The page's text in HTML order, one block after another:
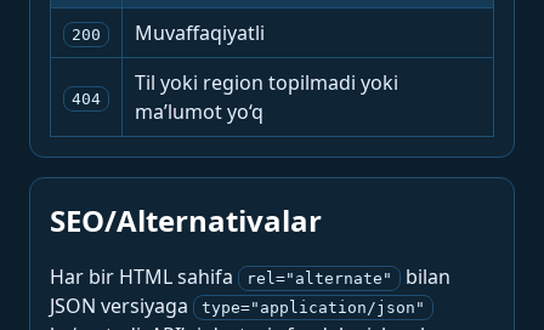
200 Muvaffaqiyatli
404
Til yoki region topilmadi yoki
ma’lumot yo‘q
SEO/Alternativalar
Har bir HTML sahifa rel="alternate"
bilan
JSON versiyaga
type="application/json"